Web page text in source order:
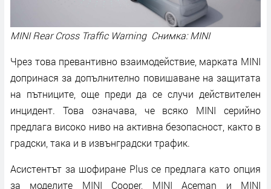
MINI Rear Cross Traffic Warning Снимка: MINI
Чрез това превантивно взаимодействие, марката MINI
допринася за допълнително повишаване на защитата
на пътниците, още преди да се случи действителен
инцидент. Това означава, че всяко MINI серийно
предлага високо ниво на активна безопасност, както в
градски, така и в извънградски трафик.
Асистентът за шофиране Plus се предлага като опция
за моделите MINI Cooper, MINI Aceman и MINI